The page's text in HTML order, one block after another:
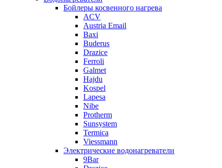
Бойлеры косвенного нагрева
ACV
Austria Email
Baxi
Buderus
Drazice
Ferroli
Galmet
Hajdu
Kospel
Lapesa
Nibe
Protherm
Sunsystem
Termica
Viessmann
Электрические водонагреватели
9Bar